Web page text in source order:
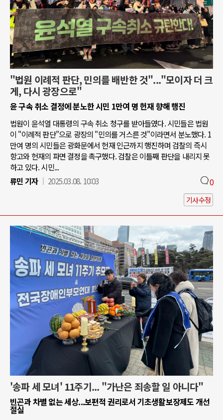
"법원 이례적 판단, 민의를 배반한 것"..."모이자 더 크
게, 다시 광장으로"
윤 구속 취소 결정에 분노한 시민 1만여 명 헌재 향해 행진
법원이 윤석열 대통령의 구속 취소 청구를 받아들였다. 시민들은 법원
이 "이례적 판단"으로 광장의 "민의를 거스른 것"이라면서 분노했다. 1
만여 명의 시민들은 광화문에서 헌재 인근까지 행진하며 검찰의 즉시
항고와 헌재의 파면 결정을 촉구했다. 검찰은 이틀째 판단을 내리지 못
하고 있다. 시민...
류민 기자
2025.03.08. 10:03 0
기사수정
'송파 세 모녀' 11주기... "가난은 죄송할 일 아니다"
빈곤과 차별 없는 세상...보편적 권리로서 기초생활보장제도 개선
절실